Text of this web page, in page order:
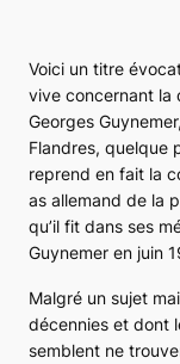
Voici un titre
vive concernant la
Georges
Flandres, quelque
reprend en fait la
as allemand de la
qu’il fit dans ses
Guynemer en juin
Malgré un sujet
décennies et dont
semblent ne